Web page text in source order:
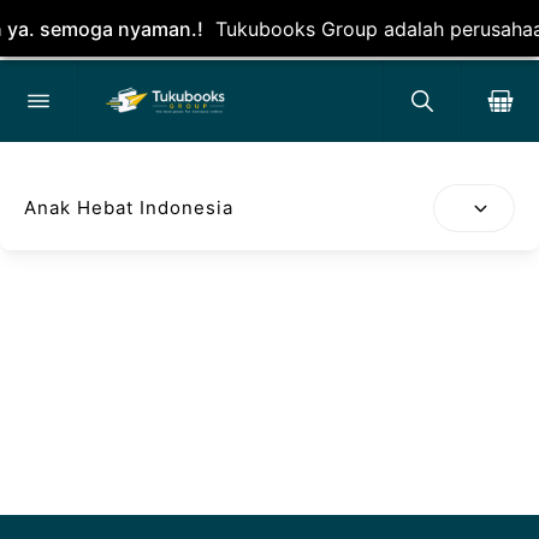
nyaman.!Tukubooks Group adalah perusahaan
Anak Hebat Indonesia